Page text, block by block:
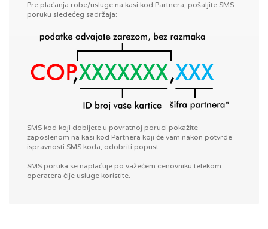
Pre plaćanja robe/usluge na kasi kod Partnera, pošaljite SMS
poruku sledećeg sadržaja:
SMS kod koji dobijete u povratnoj poruci pokažite
zaposlenom na kasi kod Partnera koji će vam nakon potvrde
ispravnosti SMS koda, odobriti popust.
SMS poruka se naplaćuje po važećem cenovniku telekom
operatera čije usluge koristite.